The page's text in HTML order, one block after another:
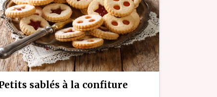
petits sablés à la confiture